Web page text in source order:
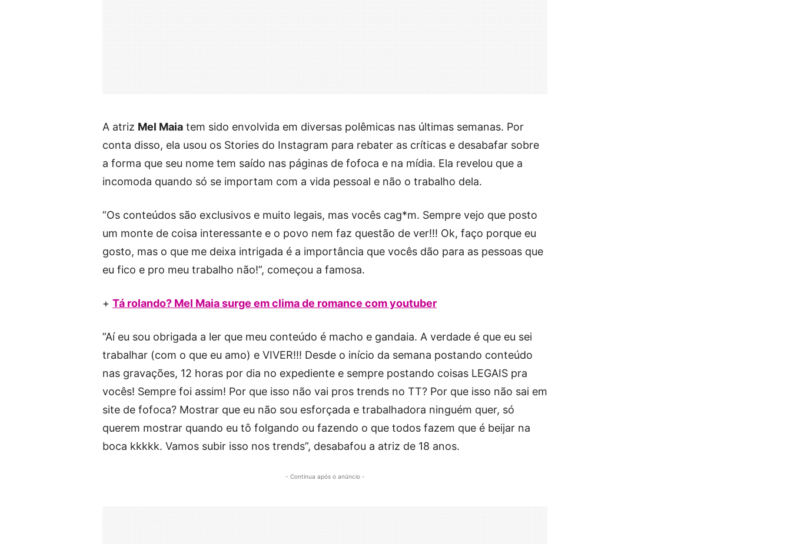
A atriz Mel Maia tem sido envolvida em diversas polêmicas nas últimas semanas. Por
conta disso, ela usou os Stories do Instagram para rebater as críticas e desabafar sobre
a forma que seu nome tem saído nas páginas de fofoca e na mídia. Ela revelou que a
incomoda quando só se importam com a vida pessoal e não o trabalho dela.
”Os conteúdos são exclusivos e muito legais, mas vocês cag*m. Sempre vejo que posto
um monte de coisa interessante e o povo nem faz questão de ver!!! Ok, faço porque eu
gosto, mas o que me deixa intrigada é a importância que vocês dão para as pessoas que
eu fico e pro meu trabalho não!”, começou a famosa.
+ Tá rolando? Mel Maia surge em clima de romance com youtuber
”Aí eu sou obrigada a ler que meu conteúdo é macho e gandaia. A verdade é que eu sei
trabalhar (com o que eu amo) e VIVER!!! Desde o início da semana postando conteúdo
nas gravações, 12 horas por dia no expediente e sempre postando coisas LEGAIS pra
vocês! Sempre foi assim! Por que isso não vai pros trends no TT? Por que isso não sai em
site de fofoca? Mostrar que eu não sou esforçada e trabalhadora ninguém quer, só
querem mostrar quando eu tô folgando ou fazendo o que todos fazem que é beijar na
boca kkkkk. Vamos subir isso nos trends”, desabafou a atriz de 18 anos.
- Continua após o anúncio -